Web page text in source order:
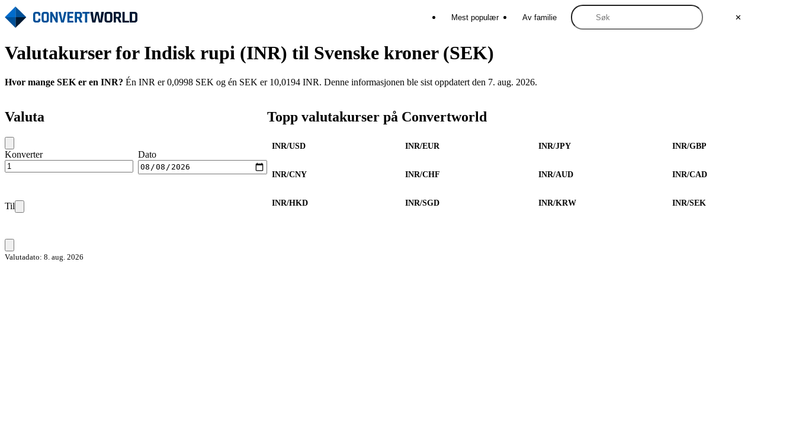
✕
Mest populær Av familie
Valutakurser for Indisk rupi (INR) til Svenske kroner (SEK)
Hvor mange SEK er en INR? Én INR er 0,0998 SEK og én SEK er 10,0194 INR. Denne informasjonen ble sist oppdatert den 7. aug. 2026.
Valuta
Konverter Dato
Til
Valutadato: 8. aug. 2026
Topp valutakurser på Convertworld
INR/USD INR/EUR INR/JPY INR/GBP
INR/CNY INR/CHF INR/AUD INR/CAD
INR/HKD INR/SGD INR/KRW INR/SEK